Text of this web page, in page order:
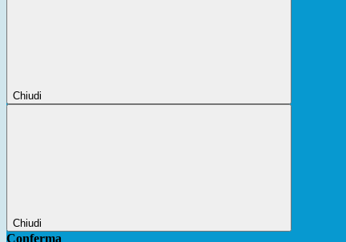
Chiudi
Chiudi
Conferma